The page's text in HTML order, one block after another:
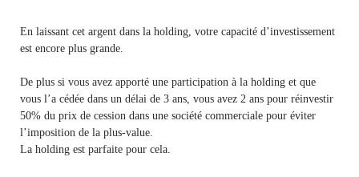
En laissant cet argent dans la holding, votre capacité d’investissement
est encore plus grande.
De plus si vous avez apporté une participation à la holding et que
vous l’a cédée dans un délai de 3 ans, vous avez 2 ans pour réinvestir
50% du prix de cession dans une société commerciale pour éviter
l’imposition de la plus-value.
La holding est parfaite pour cela.